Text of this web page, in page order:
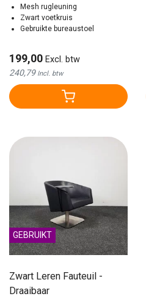
Mesh rugleuning
Zwart voetkruis
Gebruikte bureaustoel
199,00 Excl. btw
240,79 Incl. btw
GEBRUIKT
Zwart Leren Fauteuil -
Draaibaar